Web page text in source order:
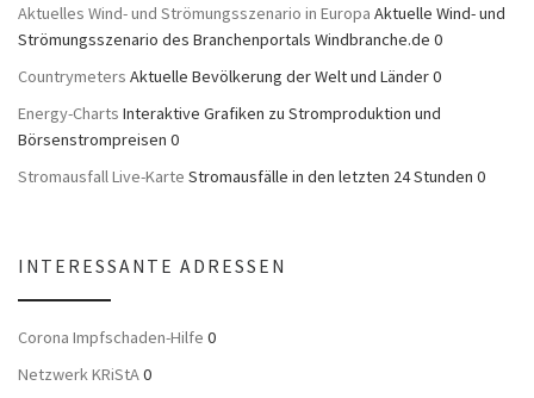
Aktuelles Wind- und Strömungsszenario in Europa Aktuelle Wind- und
Strömungsszenario des Branchenportals Windbranche.de 0
Countrymeters Aktuelle Bevölkerung der Welt und Länder 0
Energy-Charts Interaktive Grafiken zu Stromproduktion und
Börsenstrompreisen 0
Stromausfall Live-Karte Stromausfälle in den letzten 24 Stunden 0
INTERESSANTE ADRESSEN
Corona Impfschaden-Hilfe 0
Netzwerk KRiStA0